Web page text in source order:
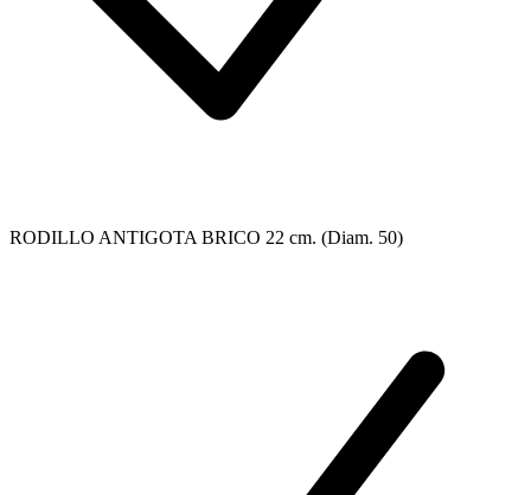
RODILLO ANTIGOTA BRICO 22 cm. (Diam. 50)